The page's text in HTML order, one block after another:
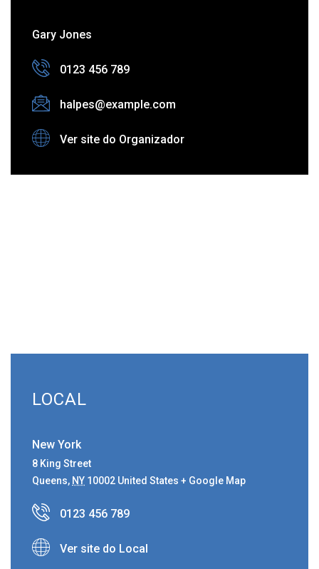
Gary Jones
0123 456 789
halpes@example.com
Ver site do Organizador
LOCAL
New York
8 King Street
Queens, NY 10002 United States + Google Map
0123 456 789
Ver site do Local